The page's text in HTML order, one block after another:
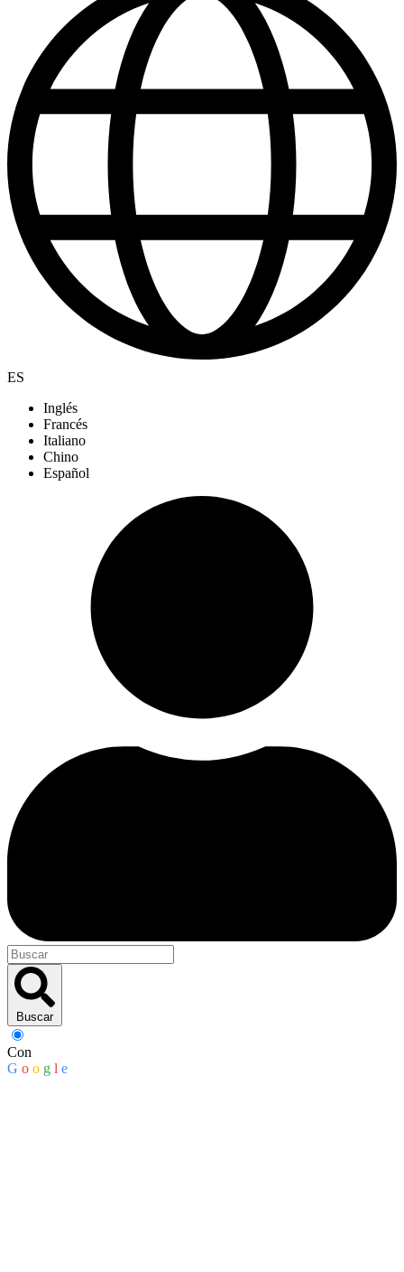
ES
Inglés
Francés
Italiano
Chino
Español
Buscar
Con
G o o g l e